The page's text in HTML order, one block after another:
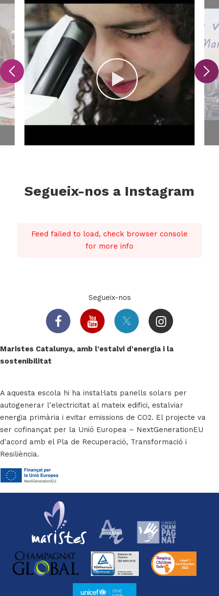
Segueix-nos a Instagram
Feed failed to load, check browser console
for more info
Segueix-nos
Maristes Catalunya, amb l'estalvi d'energia i la
sostenibilitat
A aquesta escola hi ha instal·lats panells solars per
autogenerar l'electricitat al mateix edifici, estalviar
energia primària i evitar emissions de CO2. El projecte va
ser cofinançat per la Unió Europea – NextGenerationEU
d'acord amb el Pla de Recuperació, Transformació i
Resiliència.